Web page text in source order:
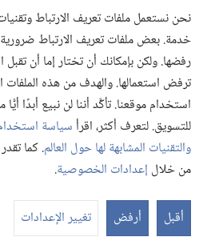
نحن نستعمل ملفات تعريف الارتباط
خدمة. بعض ملفات تعريف الارتباط
رفضها. ولكن بإمكانك أن تختار إما أن
ترفض استعمالها. والهدف من هذه
استخدام موقعنا. تأكَّد أننا لن نبيع أبدًا أيًّا
للتسويق. لتعرف أكثر، اقرأسياسة
والتقنيات المشابهة لها حول العالم. كما
من خلال إعدادات الخصوصية.
أقبل أرفض تغيير الإعدادات
(يفتح
نافذة
جديدة) تطبيق ®
JW Library
مكتبة برج المراقبة
Bible and Tract Society of Pennsylvania